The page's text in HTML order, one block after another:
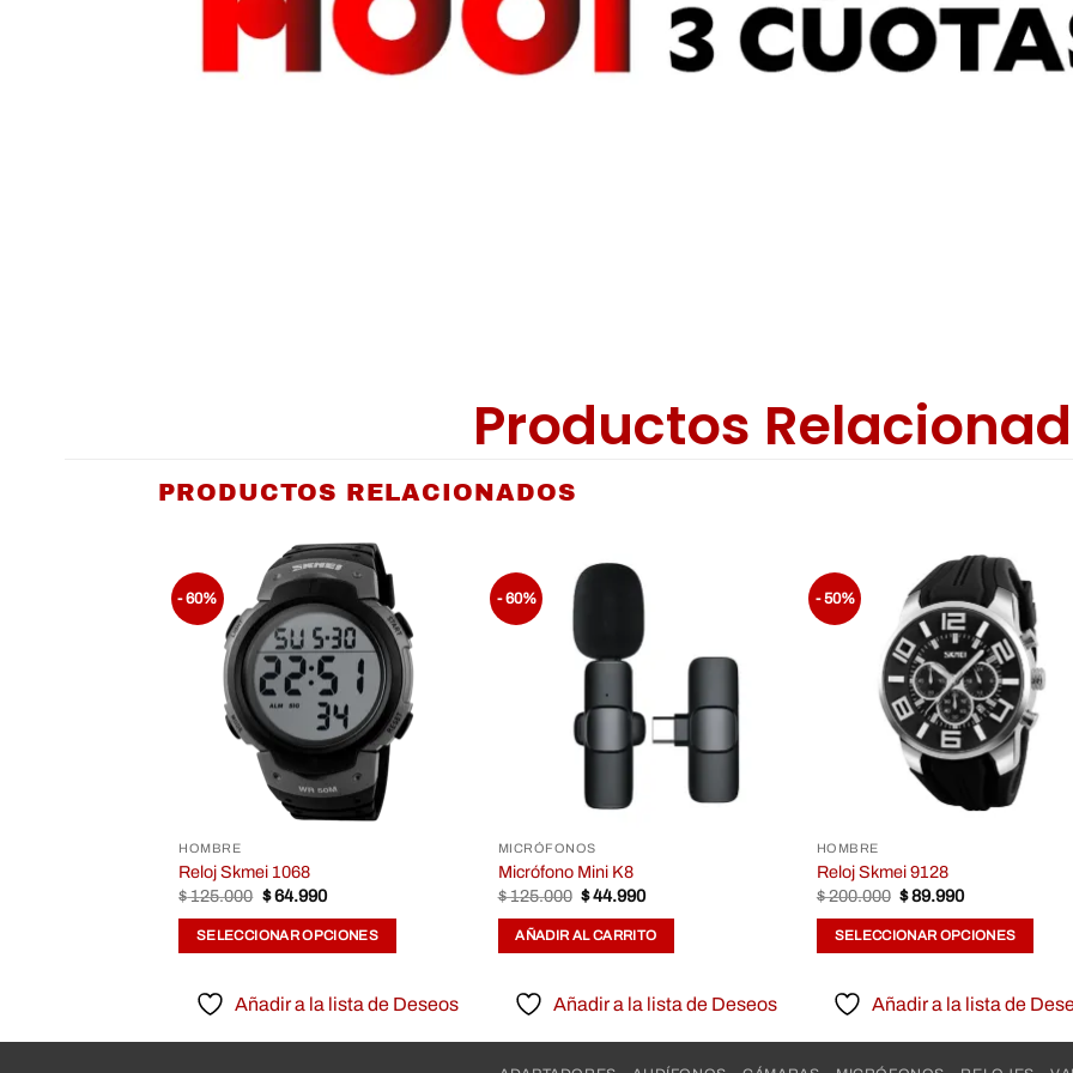
Productos
PRODUCTOS RELACIONADOS
- 60%
lista de
Deseos
HOMBRE
Reloj Skmei 1068
$125.000 $64.990
SELECCIONAR OPCIONES
Añadir a la lista de Deseos
- 60%
MICRÓFONOS
Micrófono Mini K8
$125.000 $44.990
AÑADIR AL CARRITO
Añadir a la lista de Deseos
- 50%
HOMBRE
Reloj Skmei 9128
$200.000 $89.990
SELECCIONAR OPCIONES
Añadir a la lista de